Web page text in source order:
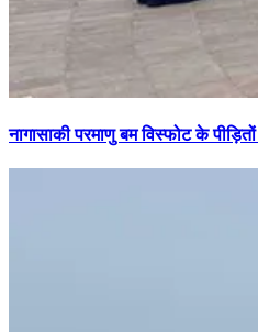
नागासाकी परमाणु बम विस्फोट के